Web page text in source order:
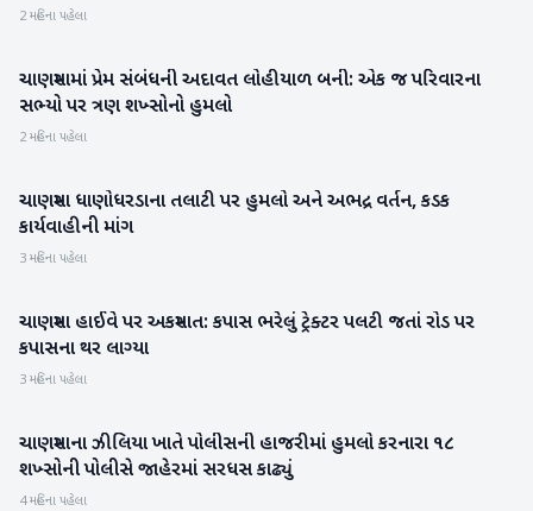
2 મહિના પહેલા
પાટણ
ચાણસ્મામાં પ્રેમ સંબંધની અદાવત લોહીયાળ બની: એક જ પરિવારના
સભ્યો પર ત્રણ શખ્સોનો હુમલો
2 મહિના પહેલા
પાટણ
ચાણસ્મા ધાણોધરડાના તલાટી પર હુમલો અને અભદ્ર વર્તન, કડક
કાર્યવાહીની માંગ
3 મહિના પહેલા
પાટણ
ચાણસ્મા હાઈવે પર અકસ્માત: કપાસ ભરેલું ટ્રેક્ટર પલટી જતાં રોડ પર
કપાસના થર લાગ્યા
3 મહિના પહેલા
પાટણ
ચાણસ્માના ઝીલિયા ખાતે પોલીસની હાજરીમાં હુમલો કરનારા ૧૮
શખ્સોની પોલીસે જાહેરમાં સરધસ કાઢ્યું
4 મહિના પહેલા